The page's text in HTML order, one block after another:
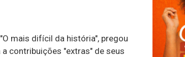
mais difícil da história", pregou
a contribuições "extras" de seus